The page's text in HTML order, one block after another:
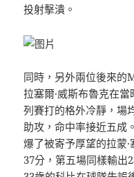
投射擊潰。
同時，另外兩位後來的
拉塞爾·威斯布魯克在
列賽打的格外冷靜，場
助攻，命中率接近五成
爆了被寄予厚望的拉蒙
37分，第五場同樣輸出